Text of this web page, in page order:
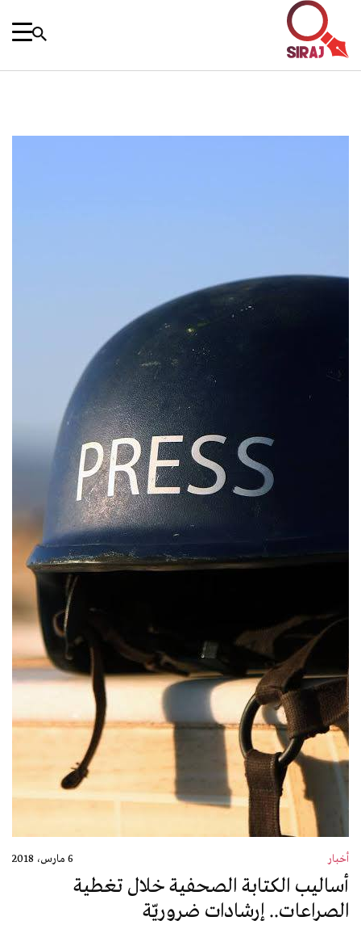
أخبار 6 مارس، 2018
أساليب الكتابة الصحفية خلال تغطية
الصراعات.. إرشادات ضروريّة